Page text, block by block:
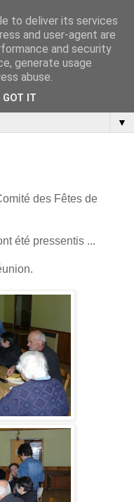
▼
des Fêtes de
été pressentis ...
to deliver its services
and user-agent are
and security
generate usage
abuse.
GOT IT